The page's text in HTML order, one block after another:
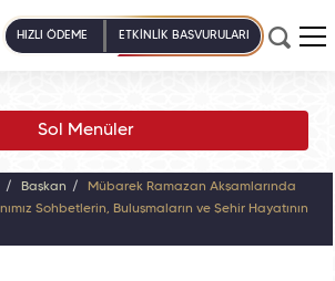
HIZLI ÖDEME ETKİNLİK BAŞVURULARI
Sol Menüler
Başkan
Mübarek Ramazan Akşamlarında
Sohbetlerin, Buluşmaların ve Şehir Hayatının